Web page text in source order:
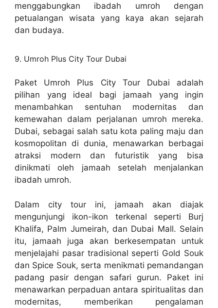
menggabungkan ibadah umroh dengan
petualangan wisata yang kaya akan sejarah
dan budaya.
9. Umroh Plus City Tour Dubai
Paket Umroh Plus City Tour Dubai adalah
pilihan yang ideal bagi jamaah yang ingin
menambahkan sentuhan modernitas dan
kemewahan dalam perjalanan umroh mereka.
Dubai, sebagai salah satu kota paling maju dan
kosmopolitan di dunia, menawarkan berbagai
atraksi modern dan futuristik yang bisa
dinikmati oleh jamaah setelah menjalankan
ibadah umroh.
Dalam city tour ini, jamaah akan diajak
mengunjungi ikon-ikon terkenal seperti Burj
Khalifa, Palm Jumeirah, dan Dubai Mall. Selain
itu, jamaah juga akan berkesempatan untuk
menjelajahi pasar tradisional seperti Gold Souk
dan Spice Souk, serta menikmati pemandangan
padang pasir dengan safari gurun. Paket ini
menawarkan perpaduan antara spiritualitas dan
modernitas, memberikan pengalaman